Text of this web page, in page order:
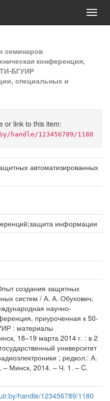
семинаров
конференция,
БГУИР
специальных и
or link to this item:
123456789/1180
автоматизированных
информации
создания защитных
систем / А. А. Обухович,
научно-
приуроченная к 50-
: материалы
18–19 марта 2014 г. : в 2
университет
; редкол.: А.
– Минск, 2014. – Ч. 1. – C.
handle/123456789/1180